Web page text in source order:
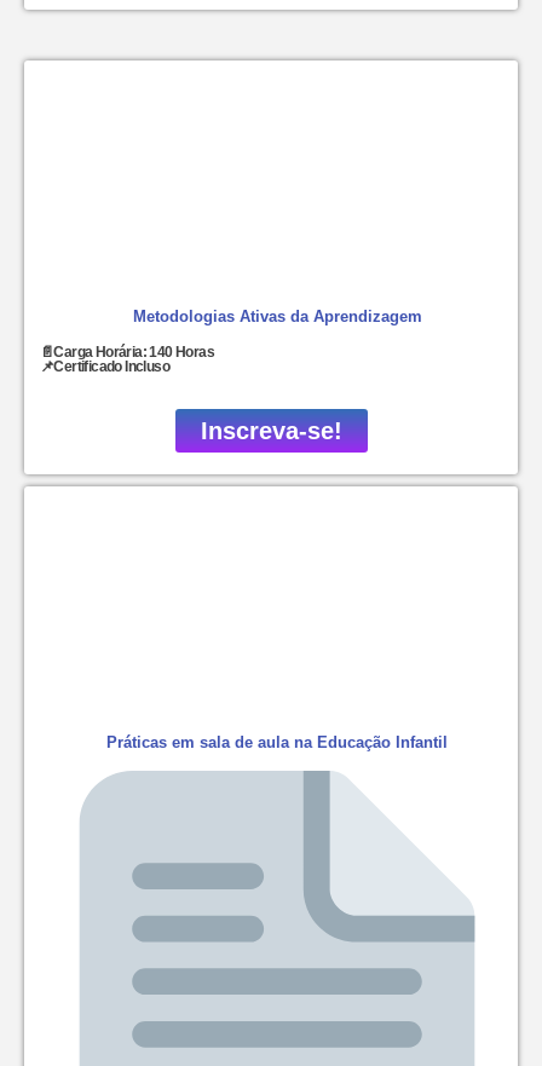
Metodologias Ativas da Aprendizagem
📄Carga Horária: 140 Horas
📌Certificado Incluso
Inscreva-se!
Práticas em sala de aula na Educação Infantil